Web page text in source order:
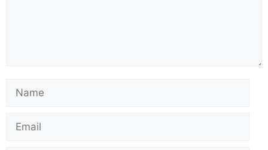
Name
Email